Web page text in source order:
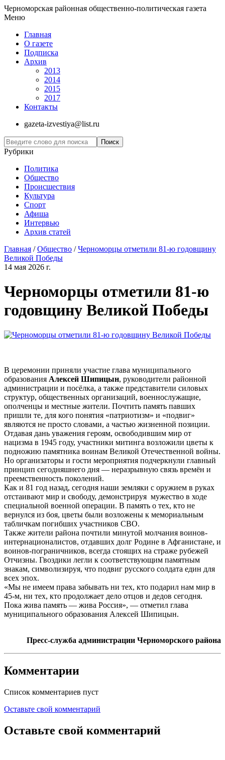
Черноморская районная общественно-политическая газета
Меню
Главная
О газете
Подписка
Архив
2013
2014
2015
2017
Контакты
gazeta-izvestiya@list.ru
Рубрики
Политика
Общество
Проиcшествия
Культура
Спорт
Афиша
Интервью
Архив статей
Главная /Общество /Черноморцы отметили 81-ю годовщину
Великой Победы
14 мая 2026 г.
Черноморцы отметили 81-ю
годовщину Великой Победы
В церемонии приняли участие глава муниципального
образования Алексей Шипицын, руководители районной
администрации и посёлка, а также представители силовых
структур, общественных организаций, военнослужащие,
ополченцы и местные жители. Почтить память павших
пришли те, для кого понятия «патриотизм» и «подвиг»
являются не просто словами, а частью жизненной позиции.
Отдавая дань уважения героям, освободившим мир от
нацизма в 1945 году, участники митинга возложили цветы к
подножию памятника воинам Великой Отечественной войны.
Но организаторы и гости мероприятия подчеркнули главный
принцип сегодняшнего дня — неразрывную связь времён и
преемственность поколений.
Как и 81 год назад, сегодня наши земляки с оружием в руках
отстаивают мир и свободу, демонстрируя мужество в ходе
специальной военной операции. В память о тех, кто не
вернулся из боя, цветы были возложены к мемориальным
табличкам погибших участников СВО.
Также жители района почтили минутой молчания воинов-
интернационалистов, отдавших долг Родине в Афганистане, и
воинов-пограничников, всегда стоящих на страже рубежей
Отчизны. Гвоздики легли к соответствующим памятным
знакам, символизируя, что подвиг русского солдата един для
всех эпох.
«Мы не имеем права забывать ни тех, кто подарил нам мир в
45-м, ни тех, кто продолжает дело отцов и дедов сегодня.
Пока жива память — жива Россия», — отметил глава
муниципального образования Алексей Шипицын.
Пресс-служба администрации Черноморского района
Комментарии
Список комментариев пуст
Оставьте свой комментарий
Оставьте свой комментарий